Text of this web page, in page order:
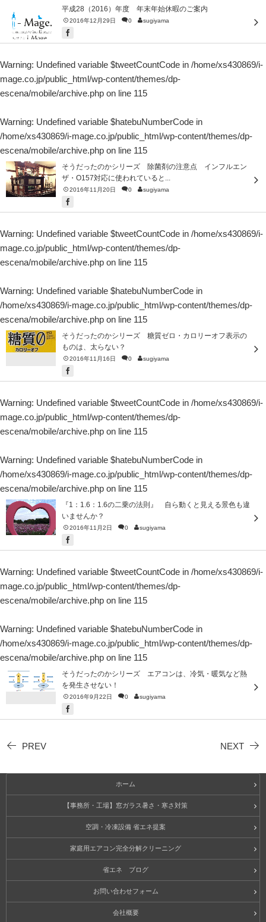
平成28（2016）年度 年末年始休暇のご案内
2016年12月29日 0 sugiyama
Warning: Undefined variable $tweetCountCode in /home/xs430869/i-
mage.co.jp/public_html/wp-content/themes/dp-
escena/mobile/archive.php on line 115
Warning: Undefined variable $hatebuNumberCode in
/home/xs430869/i-mage.co.jp/public_html/wp-content/themes/dp-
escena/mobile/archive.php on line 115
そうだったのかシリーズ 除菌剤の注意点 インフルエン
ザ・O157対応に使われていると...
2016年11月20日 0 sugiyama
Warning: Undefined variable $tweetCountCode in /home/xs430869/i-
mage.co.jp/public_html/wp-content/themes/dp-
escena/mobile/archive.php on line 115
Warning: Undefined variable $hatebuNumberCode in
/home/xs430869/i-mage.co.jp/public_html/wp-content/themes/dp-
escena/mobile/archive.php on line 115
そうだったのかシリーズ 糖質ゼロ・カロリーオフ表示の
ものは、太らない？
2016年11月16日 0 sugiyama
Warning: Undefined variable $tweetCountCode in /home/xs430869/i-
mage.co.jp/public_html/wp-content/themes/dp-
escena/mobile/archive.php on line 115
Warning: Undefined variable $hatebuNumberCode in
/home/xs430869/i-mage.co.jp/public_html/wp-content/themes/dp-
escena/mobile/archive.php on line 115
『1：1.6：1.6の二乗の法則』 自ら動くと見える景色も違
いませんか？
2016年11月2日 0 sugiyama
Warning: Undefined variable $tweetCountCode in /home/xs430869/i-
mage.co.jp/public_html/wp-content/themes/dp-
escena/mobile/archive.php on line 115
Warning: Undefined variable $hatebuNumberCode in
/home/xs430869/i-mage.co.jp/public_html/wp-content/themes/dp-
escena/mobile/archive.php on line 115
そうだったのかシリーズ エアコンは、冷気・暖気など熱
を発生させない！
2016年9月22日 0 sugiyama
PREV NEXT
ホーム
【事務所・工場】窓ガラス暑さ・寒さ対策
空調・冷凍設備 省エネ提案
家庭用エアコン完全分解クリーニング
省エネ ブログ
お問い合わせフォーム
会社概要